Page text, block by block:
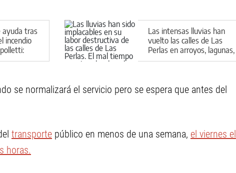
ayuda tras
incendio
Las intensas lluvias han
vuelto las calles de Las
Perlas en arroyos, lagunas,
charcas y lodazales
se normalizará el servicio pero se espera que antes del
transporte público en menos de una semana, el viernes el
horas.